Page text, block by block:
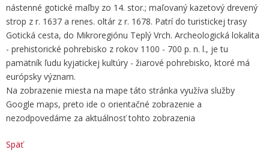
nástenné gotické maľby zo 14. stor.; maľovaný kazetový drevený
strop z r. 1637 a renes. oltár z r. 1678. Patrí do turistickej trasy
Gotická cesta, do Mikroregiónu Teplý Vrch. Archeologická lokalita
- prehistorické pohrebisko z rokov 1100 - 700 p. n. l., je tu
pamätník ľudu kyjatickej kultúry - žiarové pohrebisko, ktoré má
európsky význam.
Na zobrazenie miesta na mape táto stránka využíva služby
Google maps, preto ide o orientačné zobrazenie a
nezodpovedáme za aktuálnosť tohto zobrazenia
Späť